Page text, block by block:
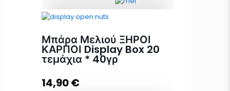
Πορτοκάλι + Αμύγδαλο 40γρ
ποσότητα
Προσθήκη στο καλάθι
Μπάρα Μελιού ΞΗΡΟΙ
ΚΑΡΠΟΙ Display Box 20
τεμάχια * 40γρ
14,90€